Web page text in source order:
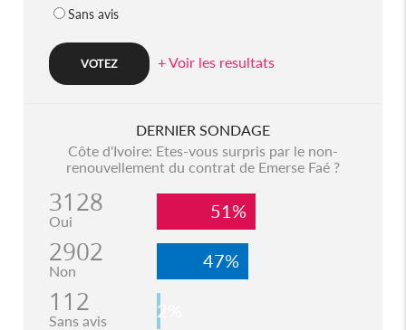
Sans avis
+ Voir les resultats
DERNIER SONDAGE
Côte d'Ivoire: Etes-vous surpris par le non-
renouvellement du contrat de Emerse Faé ?
3128
Oui 51%
2902
Non 47%
112
Sans avis 2%